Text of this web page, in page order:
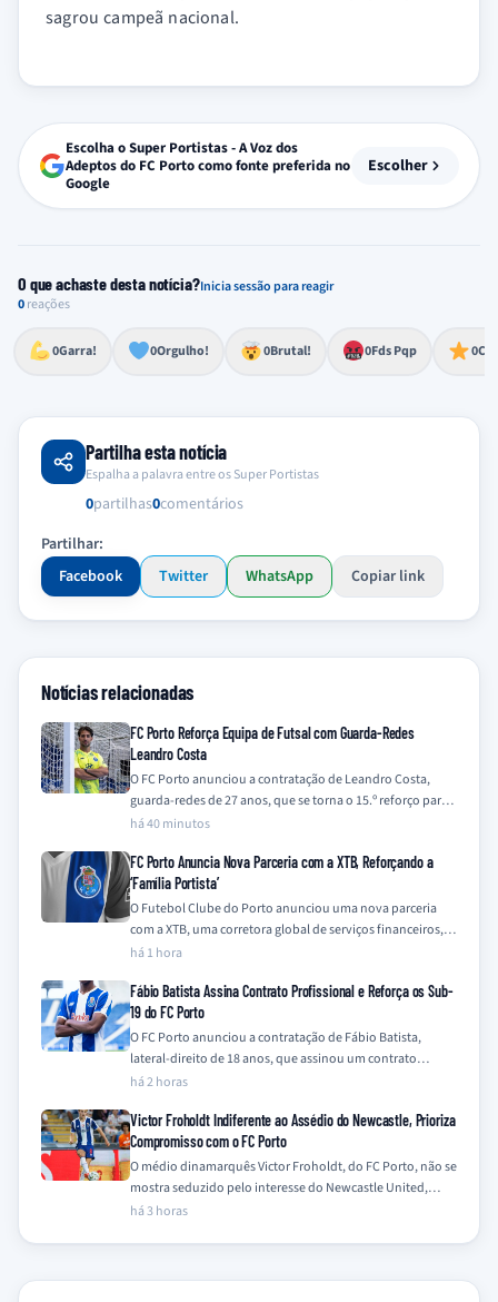
sagrou campeã nacional.
Escolha o Super Portistas - A Voz dos
Adeptos do FC Porto como fonte preferida no
Google
Escolher
O que achaste desta notícia?Inicia sessão para reagir
0reações
0Garra!
Esforço, determinação, aprovação forte
0Orgulho!
Lealdade, amor clubístico, sentimento profundo
0Brutal!
Impressionante, chocante, de grande impacto 0Fds Pqp
Reação de desespero, raiva, frustração ou espanto extremo 0
Excelência, destaque, o melhor
Partilha esta notícia
Espalha a palavra entre os Super Portistas
0partilhas0comentários
Partilhar:
Facebook
Twitter WhatsApp Copiar link
Notícias relacionadas
FC Porto Reforça Equipa de Futsal com Guarda-Redes
Leandro Costa
O FC Porto anunciou a contratação de Leandro Costa,
guarda-redes de 27 anos, que se torna o 15.º reforço para a
equipa…
há 40 minutos
FC Porto Anuncia Nova Parceria com a XTB, Reforçando a
‘Família Portista’
O Futebol Clube do Porto anunciou uma nova parceria
com a XTB, uma corretora global de serviços financeiros,
integrando a empresa na…
há 1 hora
Fábio Batista Assina Contrato Profissional e Reforça os Sub-
19 do FC Porto
O FC Porto anunciou a contratação de Fábio Batista,
lateral-direito de 18 anos, que assinou um contrato
profissional com o clube e…
há 2 horas
Victor Froholdt Indiferente ao Assédio do Newcastle, Prioriza
Compromisso com o FC Porto
O médio dinamarquês Victor Froholdt, do FC Porto, não se
mostra seduzido pelo interesse do Newcastle United,
mantendo-se focado no seu compromisso…
há 3 horas